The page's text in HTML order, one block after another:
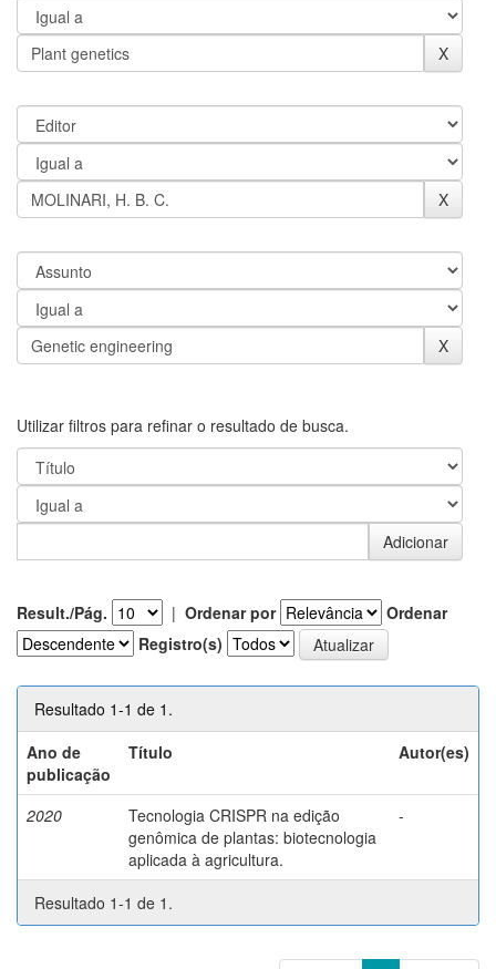
Utilizar filtros para refinar o resultado de busca.
Result./Pág. | Ordenar por
Ordenar
Registro(s)
Resultado 1-1 de 1.
Ano de
publicação
Título Autor(es)
2020
Tecnologia CRISPR na edição
genômica de plantas: biotecnologia
aplicada à agricultura.
-
Resultado 1-1 de 1.